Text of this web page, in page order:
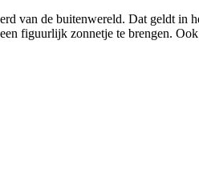
van de buitenwereld. Dat geldt
figuurlijk zonnetje te brengen.